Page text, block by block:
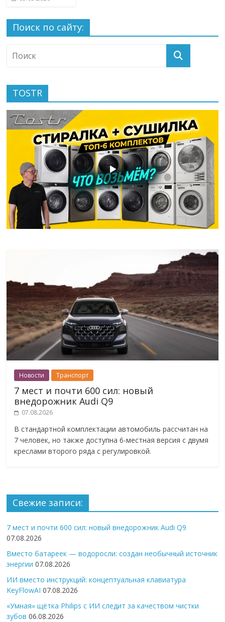
Поиск по сайту:
TOSTR
Новости Транспорт
7 мест и почти 600 сил: новый
внедорожник Audi Q9
07.08.2026
В стандартной комплектации автомобиль рассчитан на
7 человек, но также доступна 6-местная версия с двумя
креслами второго ряда с регулировкой.
Свежие записи:
7 мест и почти 600 сил: новый внедорожник Audi Q9
07.08.2026
Вместо батареек — водоросли: создан необычный источник
энергии 07.08.2026
ИИ вместо инструкций: концептуальная клавиатура
KeyFlowAI 07.08.2026
«Умная» щётка Philips с ИИ следит за качеством чистки
зубов 06.08.2026